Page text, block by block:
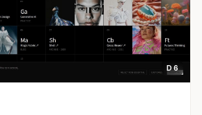
D 6